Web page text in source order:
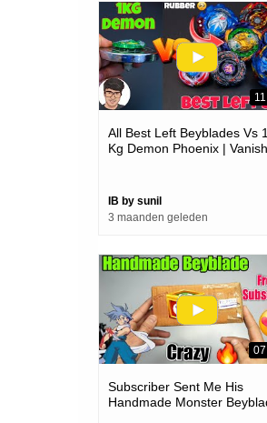
All Best Left Beyblades Vs
Kg Demon Phoenix | Vanish
IB by sunil
3 maanden geleden
Subscriber Sent Me His
Handmade Monster